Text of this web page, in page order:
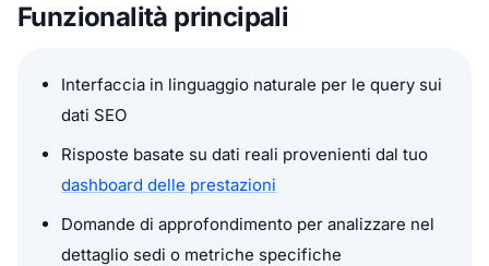
Funzionalità principali
Interfaccia in linguaggio naturale per le query sui
dati SEO
Risposte basate su dati reali provenienti dal tuo
dashboard delle prestazioni
Domande di approfondimento per analizzare nel
dettaglio sedi o metriche specifiche